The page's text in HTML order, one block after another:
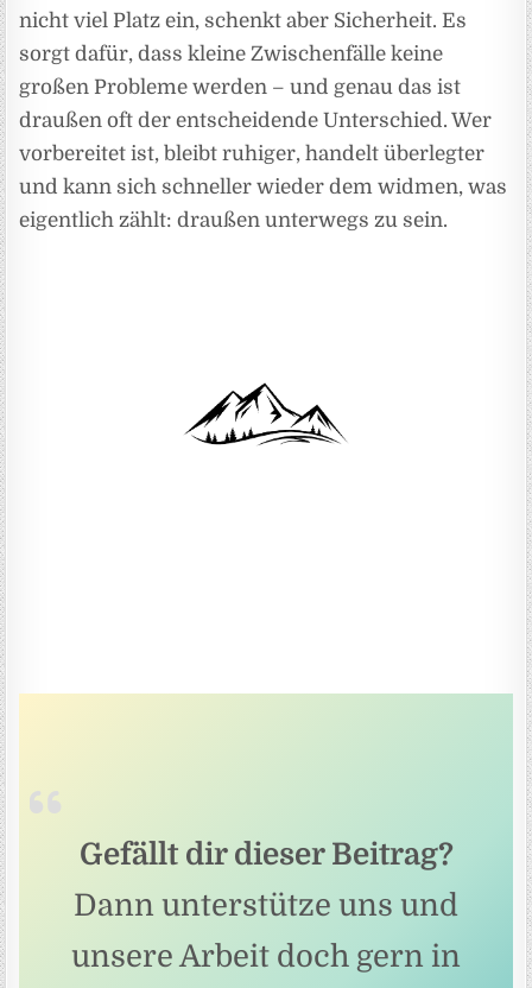
nicht viel Platz ein, schenkt aber Sicherheit. Es
sorgt dafür, dass kleine Zwischenfälle keine
großen Probleme werden – und genau das ist
draußen oft der entscheidende Unterschied. Wer
vorbereitet ist, bleibt ruhiger, handelt überlegter
und kann sich schneller wieder dem widmen, was
eigentlich zählt: draußen unterwegs zu sein.
Gefällt dir dieser Beitrag?
Dann unterstütze uns und
unsere Arbeit doch gern in